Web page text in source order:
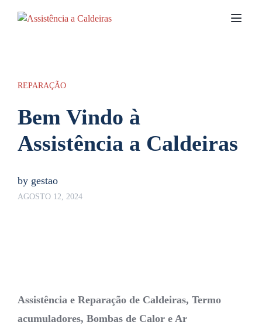
REPARAÇÃO
Bem Vindo à
Assistência a Caldeiras
by gestao
AGOSTO 12, 2024
Assistência e Reparação de Caldeiras, Termo
acumuladores, Bombas de Calor e Ar